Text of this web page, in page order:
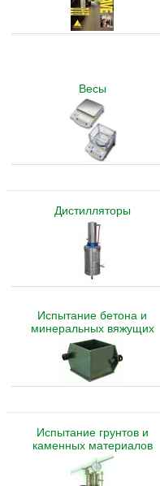
Весы
Дистилляторы
Испытание бетона и
минеральных вяжущих
Испытание грунтов и
каменных материалов